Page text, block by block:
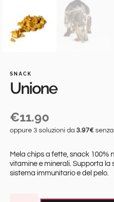
SNACK
Unione
€11.90
oppure 3 soluzioni da 3.97€
Mela chips a fette, snack 100%
vitamine e minerali. Supporta la
sistema immunitario e del pelo.